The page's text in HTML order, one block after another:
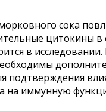
сока
цитокины в
в исследовании.
подтверждения
на иммунную